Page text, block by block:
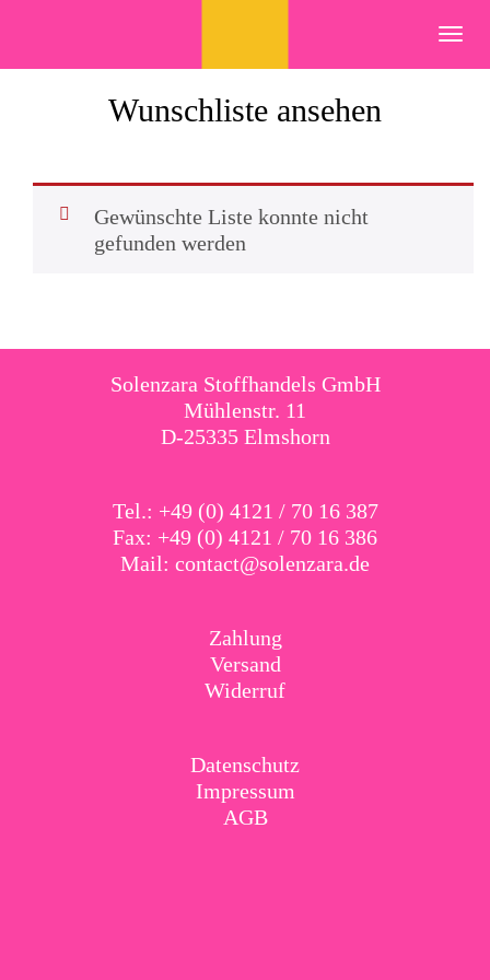
Wunschliste ansehen
Gewünschte Liste konnte nicht
gefunden werden
Solenzara Stoffhandels GmbH
Mühlenstr. 11
D-25335 Elmshorn
Tel.: +49 (0) 4121 / 70 16 387
Fax: +49 (0) 4121 / 70 16 386
Mail: contact@solenzara.de
Zahlung
Versand
Widerruf
Datenschutz
Impressum
AGB